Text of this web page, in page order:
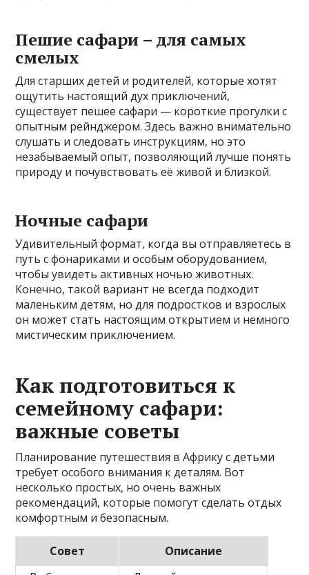
Пешие сафари – для самых
смелых
Для старших детей и родителей, которые хотят
ощутить настоящий дух приключений,
существует пешее сафари — короткие прогулки с
опытным рейнджером. Здесь важно внимательно
слушать и следовать инструкциям, но это
незабываемый опыт, позволяющий лучше понять
природу и почувствовать её живой и близкой.
Ночные сафари
Удивительный формат, когда вы отправляетесь в
путь с фонариками и особым оборудованием,
чтобы увидеть активных ночью животных.
Конечно, такой вариант не всегда подходит
маленьким детям, но для подростков и взрослых
он может стать настоящим открытием и немного
мистическим приключением.
Как подготовиться к
семейному сафари:
важные советы
Планирование путешествия в Африку с детьми
требует особого внимания к деталям. Вот
несколько простых, но очень важных
рекомендаций, которые помогут сделать отдых
комфортным и безопасным.
Совет
Описание